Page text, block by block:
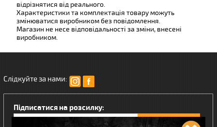
відрізнятися від реального.
Характеристики та комплектація товару можуть
змінюватися виробником без повідомлення.
Магазин не несе відповідальності за зміни, внесені
виробником.
Слідкуйте за нами:
Підписатися на розсилку: